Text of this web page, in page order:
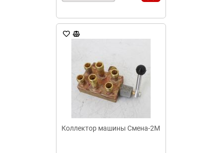
Коллектор машины Смена-2М